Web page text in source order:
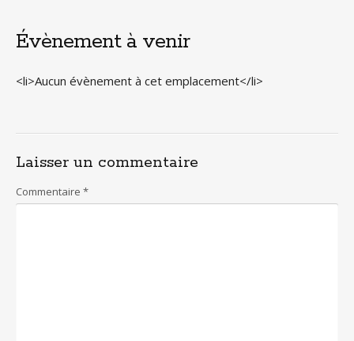
Évènement à venir
<li>Aucun évènement à cet emplacement</li>
Laisser un commentaire
Commentaire *